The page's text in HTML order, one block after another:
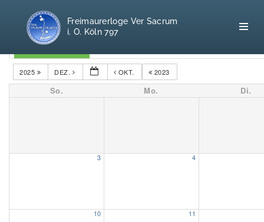
Freimaurerloge Ver Sacrum
i. O. Köln 797
Kategorien
2023
OKT.
DEZ.
2025
So. Mo. Di.
3 4
10 11